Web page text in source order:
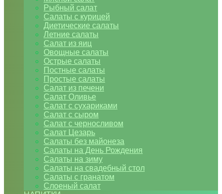
Рыбный салат
Салаты с курицей
Диетические салаты
Летние салаты
Салат из яиц
Овощные салаты
Острые салаты
Постные салаты
Простые салаты
Салат из печени
Салат Оливье
Салат с сухариками
Салат с сыром
Салат с черносливом
Салат Цезарь
Салаты без майонеза
Салаты на День Рождения
Салаты на зиму
Салаты на свадебный стол
Салаты с гранатом
Слоеный салат